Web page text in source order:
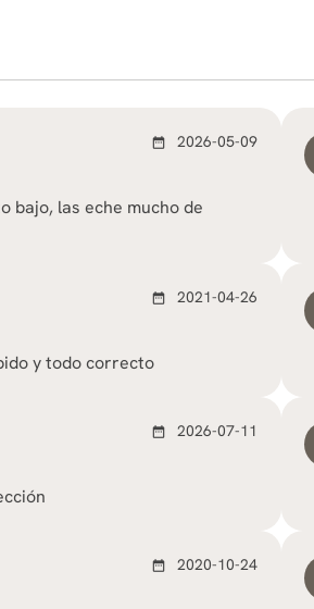
date_range 2026-05-09
bajo, las eche mucho de
date_range 2021-04-26
y todo correcto
date_range 2026-07-11
date_range 2020-10-24